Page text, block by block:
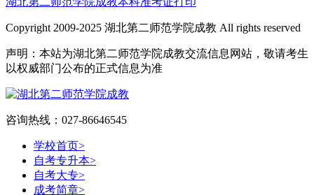
Copyright 2009-2025 湖北第二师范学院成教 All rights reserved
声明：本站为湖北第二师范学院成教交流信息网站，敬请考生
以权威部门公布的正式信息为准
咨询热线：027-86646545
学校首页>
自考专升本>
自考大专>
成考简章>